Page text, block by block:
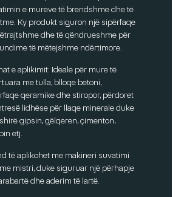
e mureve të brendshme dhe të
Ky produkt siguron një sipërfaqe
dhe të qëndrueshme për
të mëtejshme ndërtimore.
e aplikimit: Ideale për mure të
me tulla, blloqe betoni,
qeramike dhe stiropor, përdoret
lidhëse për llaqe minerale duke
gipsin, gëlqeren, çimenton,
etj.
të aplikohet me makineri suvatimi
mistri, duke siguruar një përhapje
dhe aderim të lartë.